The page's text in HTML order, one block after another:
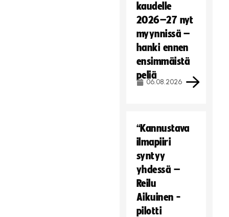
kaudelle
2026–27 nyt
myynnissä –
hanki ennen
ensimmäistä
peliä
06.08.2026
“Kannustava
ilmapiiri
syntyy
yhdessä –
Reilu
Aikuinen -
pilotti